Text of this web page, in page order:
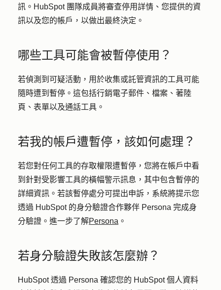
訊。HubSpot 團隊成員將審查停用詳情、您提供的資
訊以及您的帳戶，以做出最終決定。
哪些工具可能會被暫停使用？
若偵測到可疑活動，用於收集或託管資訊的工具可能
隨時遭到暫停。這包括行銷電子郵件、檔案、著陸
頁、表單以及通話工具。
若我的帳戶遭暫停，該如何處理？
若您對任何工具的存取權限遭暫停，您將在帳戶中看
到針對受影響工具的橫幅警示訊息，其中包含暫停的
詳細資訊。若該暫停處分可提出申訴，系統將提示您
透過 HubSpot 的身分驗證合作夥伴 Persona 完成身
分驗證。進一步了解Persona 。
若身分驗證失敗該怎麼辦？
HubSpot 透過 Persona 確認您的 HubSpot 個人資料